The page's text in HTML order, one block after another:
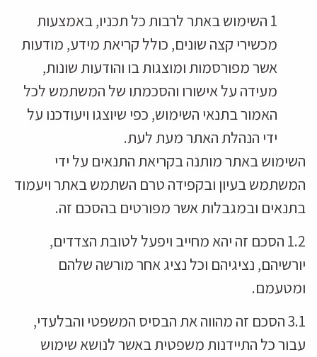
1 השימוש באתר לרבות כל תכניו, באמצעות
מכשירי קצה שונים, כולל קריאת מידע, מודעות
אשר מפורסמות ומוצגות בו והודעות שונות,
מעידה על אישורו והסכמתו של המשתמש לכל
האמור בתנאי השימוש, כפי שיוצגו ויעודכנו על
ידי הנהלת האתר מעת לעת.
השימוש באתר מותנה בקריאת התנאים על ידי
המשתמש בעיון ובקפידה טרם השתמש באתר ויעמוד
בתנאים ובמגבלות אשר מפורטים בהסכם זה.
1.2 הסכם זה יהא מחייב ויפעל לטובת הצדדים,
יורשיהם, נציגיהם וכל נציג אחר מורשה שלהם
ומטעמם.
3.1 הסכם זה מהווה את הבסיס המשפטי והבלעדי,
עבור כל התיידנות משפטית באשר לנושא שימוש